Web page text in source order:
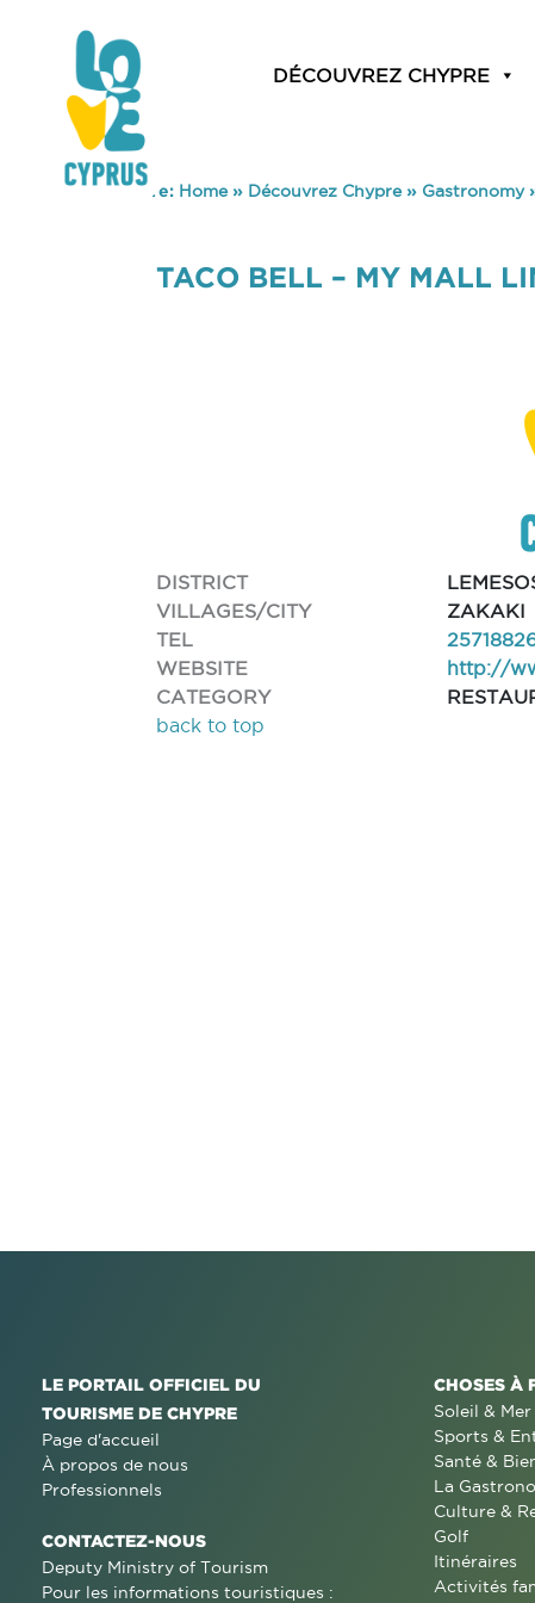
DÉCOUVREZ CHYPRE
You are here: Home» Découvrez Chypre» Gastronomy
TACO BELL – MY MALL
DISTRICT
VILLAGES/CITY
ZAKAKI
TEL
WEBSITE
http://
CATEGORY
back to top
LE PORTAIL OFFICIEL DU
TOURISME DE CHYPRE
Page d'accueil
À propos de nous
Professionnels
CONTACTEZ-NOUS
Deputy Ministry of Tourism
Pour les informations touristiques :
CHOSES À
Soleil & Mer
Sports &
Santé &
La
Culture &
Golf
Itinéraires
Activités